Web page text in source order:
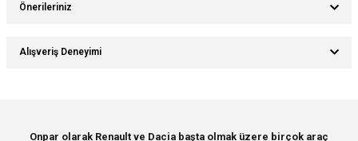
Önerileriniz
Bu ürünün fiyat bilgisi, resim, ürün açıklamalarında ve diğer konularda
yetersiz gördüğünüz noktaları öneri formunu kullanarak tarafımıza
Ürün resmi kalitesiz, bozuk veya görüntülenemiyor.
Alışveriş Deneyimi
Onpar olarak Renault ve Dacia başta olmak üzere birçok araç